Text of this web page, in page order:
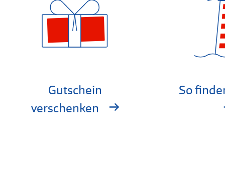
Gutschein
verschenken
So